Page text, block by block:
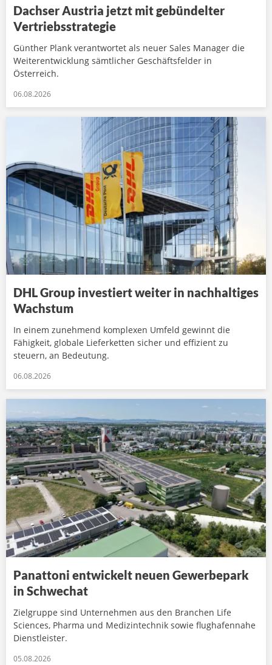
Dachser Austria jetzt mit gebündelter
Vertriebsstrategie
Günther Plank verantwortet als neuer Sales Manager die
Weiterentwicklung sämtlicher Geschäftsfelder in
Österreich.
06.08.2026
DHL Group investiert weiter in nachhaltiges
Wachstum
In einem zunehmend komplexen Umfeld gewinnt die
Fähigkeit, globale Lieferketten sicher und effizient zu
steuern, an Bedeutung.
06.08.2026
Panattoni entwickelt neuen Gewerbepark
in Schwechat
Zielgruppe sind Unternehmen aus den Branchen Life
Sciences, Pharma und Medizintechnik sowie flughafennahe
Dienstleister.
05.08.2026